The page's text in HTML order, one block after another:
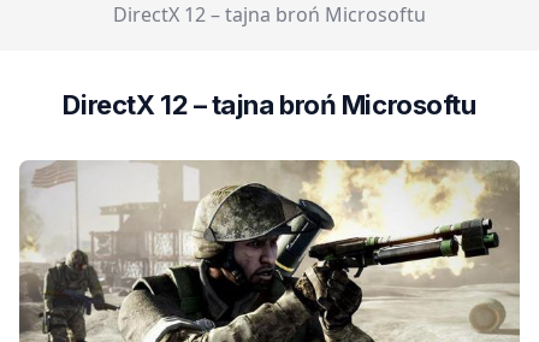
DirectX 12 – tajna broń Microsoftu
DirectX 12 – tajna broń Microsoftu